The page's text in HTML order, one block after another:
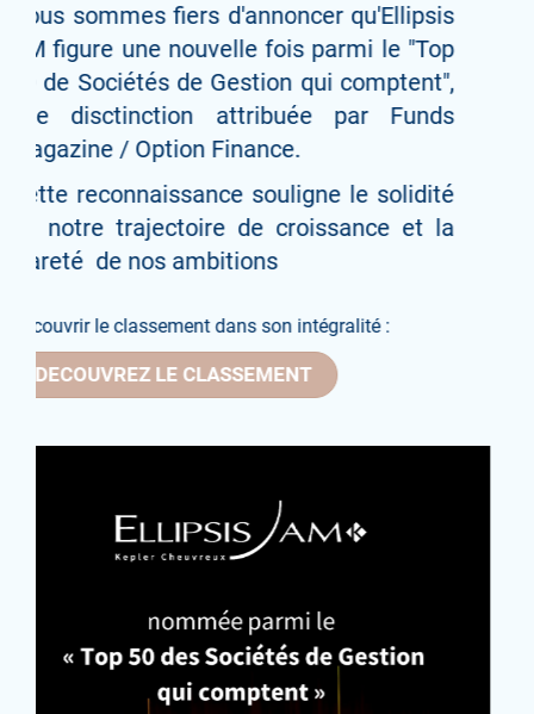
Pour rappel le fonds vise à capter les
opportunités de portage les plus
attractives au sein des segments
obligataires à forte valeur ajoutée, en
combinant crédit flexible et opportuniste,
arbitrage d'obligations convertibles et
protection contre les risques extrêmes de
marché.
Nous remercions l'ensemble de nos
investisseurs pour leur confiance et leur
soutien continus
EN SAVOIR PLUS